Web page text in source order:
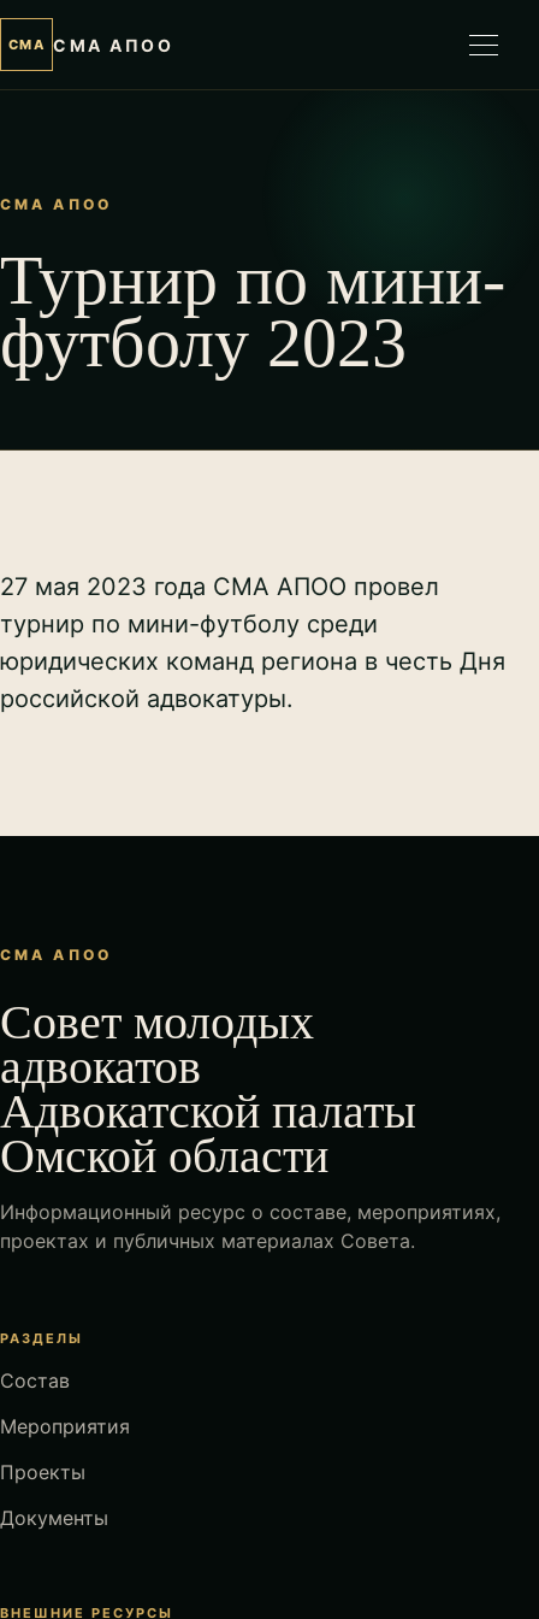
СМА СМА АПОО
СМА АПОО
Турнир по мини-
футболу 2023
27 мая 2023 года СМА АПОО провел
турнир по мини-футболу среди
юридических команд региона в честь Дня
российской адвокатуры.
СМА АПОО
Совет молодых
адвокатов
Адвокатской палаты
Омской области
Информационный ресурс о составе, мероприятиях,
проектах и публичных материалах Совета.
РАЗДЕЛЫ
Состав
Мероприятия
Проекты
Документы
ВНЕШНИЕ РЕСУРСЫ